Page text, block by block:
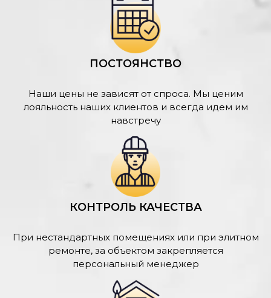
ПОСТОЯНСТВО
Наши цены не зависят от спроса. Мы ценим
лояльность наших клиентов и всегда идем им
навстречу
КОНТРОЛЬ КАЧЕСТВА
При нестандартных помещениях или при элитном
ремонте, за объектом закрепляется
персональный менеджер